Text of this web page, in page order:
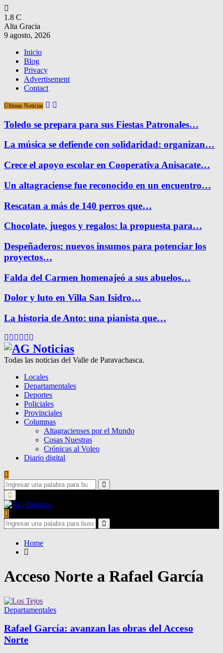
1.8 C
Alta Gracia
9 agosto, 2026
Inicio
Blog
Privacy
Advertisement
Contact
Últimas Noticias
Toledo se prepara para sus Fiestas Patronales…
La música se defiende con solidaridad: organizan…
Crece el apoyo escolar en Cooperativa Anisacate…
Un altagraciense fue reconocido en un encuentro…
Rescatan a más de 140 perros que…
Chocolate, juegos y regalos: la propuesta para…
Despeñaderos: nuevos insumos para potenciar los
proyectos…
Falda del Carmen homenajeó a sus abuelos…
Dolor y luto en Villa San Isidro…
La historia de Anto: una pianista que…
Facebook
Twitter
Instagram
Pinterest
Google
Todas las noticias del Valle de Paravachasca.
Locales
Departamentales
Deportes
Policiales
Provinciales
Columnas
Altagracienses por el Mundo
Cosas Nuestras
Crónicas al Voleo
Diario digital
Search
for:
Search
Primary
Menu
Search
for:
Search
Home
Acceso Norte a Rafael García
Departamentales
Rafael García: avanzan las obras del Acceso
Norte